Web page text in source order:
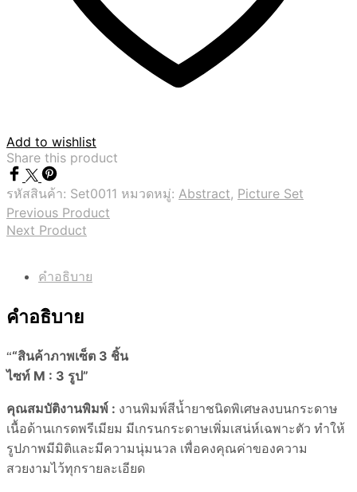
Add to wishlist
Share this product
รหัสสินค้า: Set0011 หมวดหมู่: Abstract, Picture Set
Previous Product
Next Product
คำอธิบาย
คำอธิบาย
““สินค้าภาพเซ็ต 3 ชิ้น
ไซท์ M : 3 รูป”
คุณสมบัติงานพิมพ์ : งานพิมพ์สีน้ำยาชนิดพิเศษลงบนกระดาษ
เนื้อด้านเกรดพรีเมียม มีเกรนกระดาษเพิ่มเสน่ห์เฉพาะตัว ทำให้
รูปภาพมีมิติและมีความนุ่มนวล เพื่อคงคุณค่าของความ
สวยงามไว้ทุกรายละเอียด